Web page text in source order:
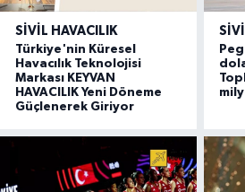
SIVIL HAVACILIK
Türkiye'nin Küresel
Havacılık Teknolojisi
Markası KEYVAN
HAVACILIK Yeni Döneme
Güçlenerek Giriyor